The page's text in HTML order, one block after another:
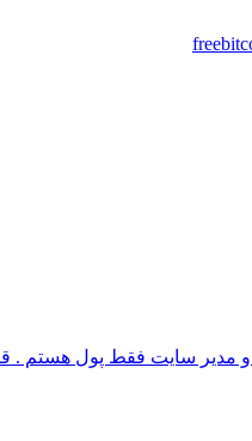
مدیر سایت فقط پول هستم .